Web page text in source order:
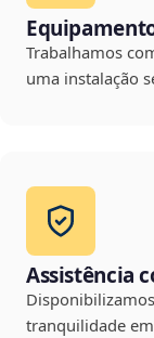
Trabalhamos
uma instalação
Assistência
tranquilidade